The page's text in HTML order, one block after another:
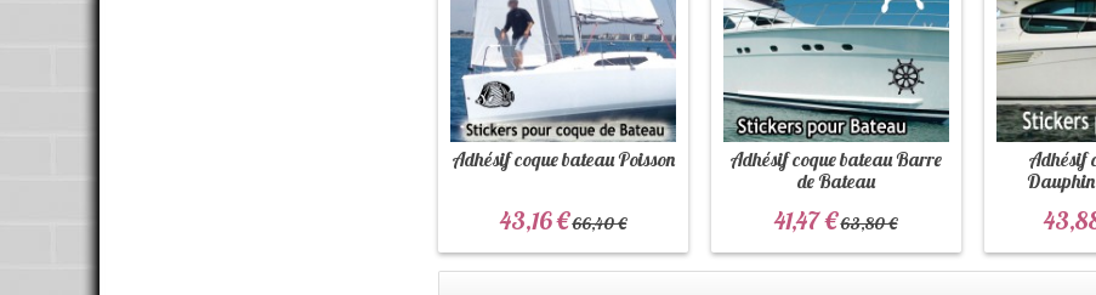
Adhésif coque bateau Poisson
43,16 €66,40 €
Adhésif coque bateau Barre
de Bateau
41,47 €63,80 €
Adhésif